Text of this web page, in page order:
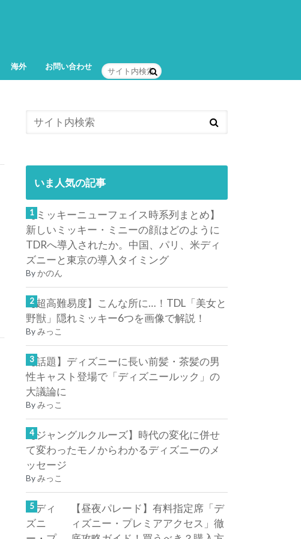
海外 お問い合わせ
いま人気の記事
【ミッキーニューフェイス時系列まとめ】
新しいミッキー・ミニーの顔はどのように
TDRへ導入されたか。中国、パリ、米ディ
ズニーと東京の導入タイミング
Byかのん
【超高難易度】こんな所に…！TDL「美女と
野獣」隠れミッキー6つを画像で解説！
Byみっこ
【話題】ディズニーに長い前髪・茶髪の男
性キャスト登場で「ディズニールック」の
大議論に
Byみっこ
【ジャングルクルーズ】時代の変化に併せ
て変わったモノからわかるディズニーのメ
ッセージ
Byみっこ
【昼夜パレード】有料指定席「デ
ィズニー・プレミアアクセス」徹